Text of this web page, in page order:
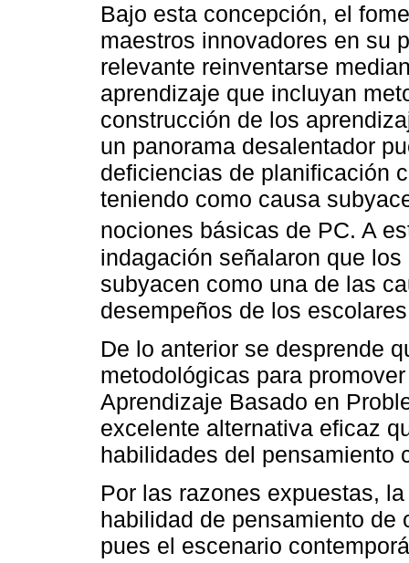
Bajo esta concepción, el
maestros innovadores en su
relevante reinventarse
aprendizaje que incluyan
construcción de los
un panorama desalentador
deficiencias de planificación
teniendo como causa
nociones básicas de PC. A
indagación señalaron que
subyacen como una de las
desempeños de los
De lo anterior se desprende
metodológicas para
Aprendizaje Basado en
excelente alternativa eficaz
habilidades del pensamiento
Por las razones expuestas,
habilidad de pensamiento de
pues el escenario